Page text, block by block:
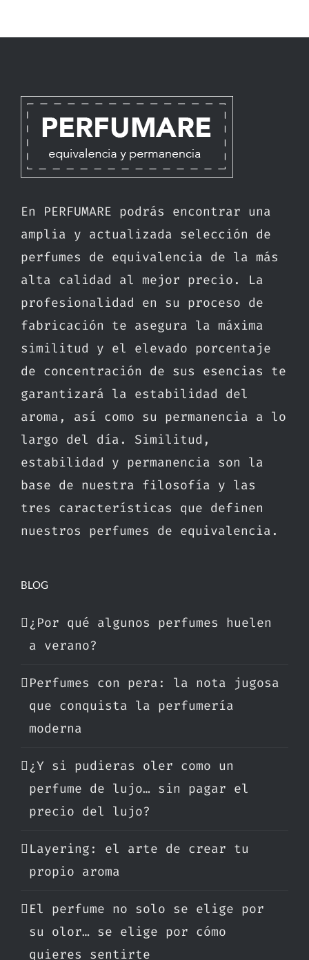
En PERFUMARE podrás encontrar una
amplia y actualizada selección de
perfumes de equivalencia de la más
alta calidad al mejor precio. La
profesionalidad en su proceso de
fabricación te asegura la máxima
similitud y el elevado porcentaje
de concentración de sus esencias te
garantizará la estabilidad del
aroma, así como su permanencia a lo
largo del día. Similitud,
estabilidad y permanencia son la
base de nuestra filosofía y las
tres características que definen
nuestros perfumes de equivalencia.
BLOG
¿Por qué algunos perfumes huelen
a verano?
Perfumes con pera: la nota jugosa
que conquista la perfumería
moderna
¿Y si pudieras oler como un
perfume de lujo… sin pagar el
precio del lujo?
Layering: el arte de crear tu
propio aroma
El perfume no solo se elige por
su olor… se elige por cómo
quieres sentirte